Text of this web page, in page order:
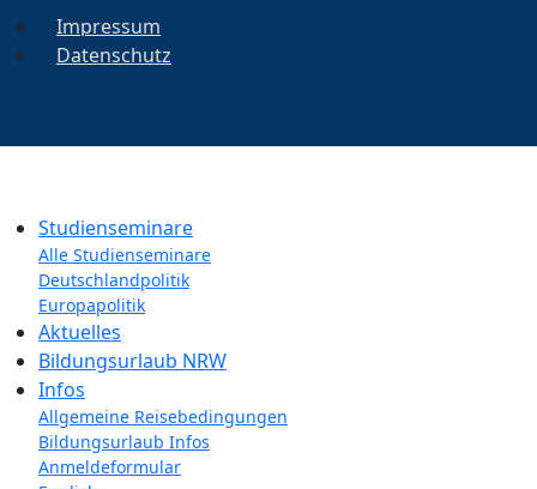
Impressum
Datenschutz
Studienseminare
Alle Studienseminare
Deutschlandpolitik
Europapolitik
Aktuelles
Bildungsurlaub NRW
Infos
Allgemeine Reisebedingungen
Bildungsurlaub Infos
Anmeldeformular